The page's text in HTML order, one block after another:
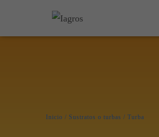
Inicio / Sustratos o turbas / Turba